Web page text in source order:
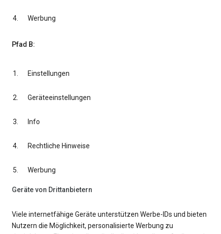
Werbung
Pfad B:
Einstellungen
Geräteeinstellungen
Info
Rechtliche Hinweise
Werbung
Geräte von Drittanbietern
Viele internetfähige Geräte unterstützen Werbe-IDs und bieten
Nutzern die Möglichkeit, personalisierte Werbung zu